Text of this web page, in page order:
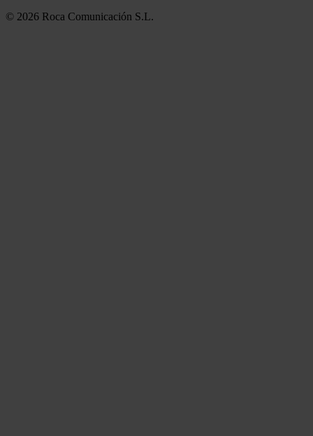
© 2026 Roca Comunicación S.L.